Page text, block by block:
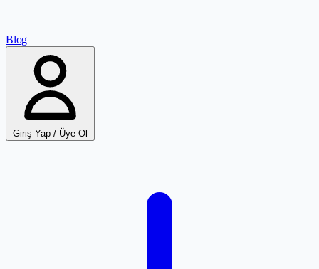
Blog
Giriş Yap / Üye Ol